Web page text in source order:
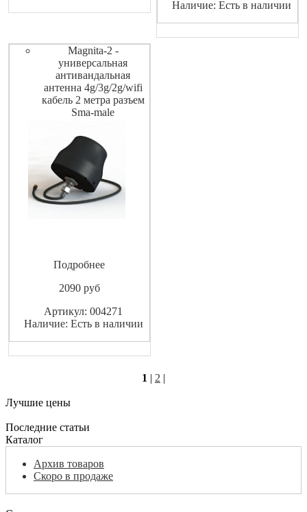
Наличие: Есть в наличии
Magnita-2 -
универсальная
антивандальная
антенна 4g/3g/2g/wifi
кабель 2 метра разъем
Sma-male
Подробнее
2090pуб
Артикул: 004271
Наличие: Есть в наличии
1 | 2 |
Лучшие цены
Последние статьи
Каталог
Архив товаров
Скоро в продаже